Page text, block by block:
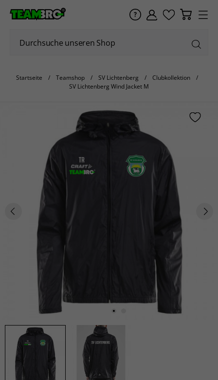
Startseite Teamshop SV Lichtenberg
Clubkollektion
SV Lichtenberg Wind Jacket M